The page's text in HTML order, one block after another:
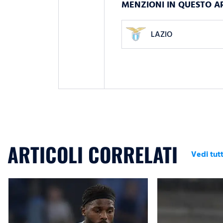
MENZIONI IN QUESTO
LAZIO
ARTICOLI CORRELATI Vedi